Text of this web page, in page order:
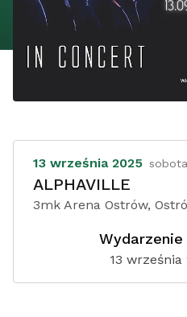
13 września 2025
ALPHAVILLE
3mk Arena Ostrów,
Wydarzenie
13 września